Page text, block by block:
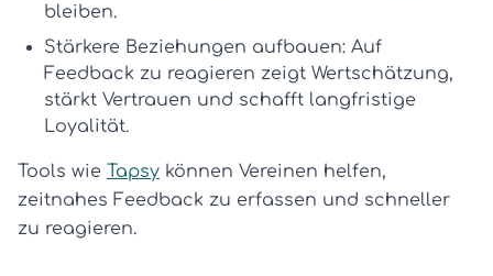
bleiben.
Stärkere Beziehungen aufbauen: Auf
Feedback zu reagieren zeigt Wertschätzung,
stärkt Vertrauen und schafft langfristige
Loyalität.
Tools wie Tapsy können Vereinen helfen,
zeitnahes Feedback zu erfassen und schneller
zu reagieren.